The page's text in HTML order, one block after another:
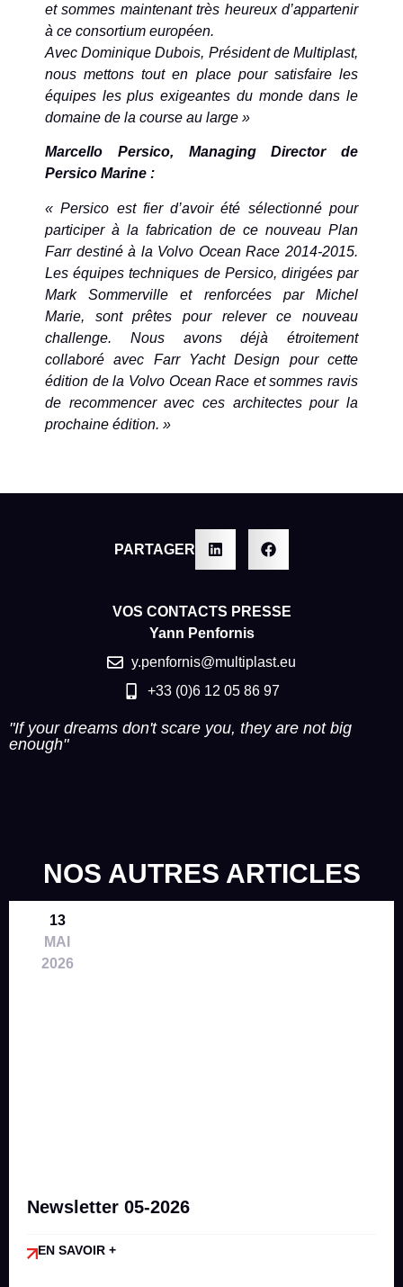
et sommes maintenant très heureux d’appartenir
à ce consortium européen.
Avec Dominique Dubois, Président de Multiplast,
nous mettons tout en place pour satisfaire les
équipes les plus exigeantes du monde dans le
domaine de la course au large »
Marcello Persico, Managing Director de
Persico Marine :
« Persico est fier d’avoir été sélectionné pour
participer à la fabrication de ce nouveau Plan
Farr destiné à la Volvo Ocean Race 2014-2015.
Les équipes techniques de Persico, dirigées par
Mark Sommerville et renforcées par Michel
Marie, sont prêtes pour relever ce nouveau
challenge. Nous avons déjà étroitement
collaboré avec Farr Yacht Design pour cette
édition de la Volvo Ocean Race et sommes ravis
de recommencer avec ces architectes pour la
prochaine édition. »
PARTAGER
VOS CONTACTS PRESSE
Yann Penfornis
y.penfornis@multiplast.eu
+33 (0)6 12 05 86 97
"If your dreams don't scare you, they are not big
enough"
NOS AUTRES ARTICLES
13
MAI
2026
Newsletter 05-2026
EN SAVOIR +